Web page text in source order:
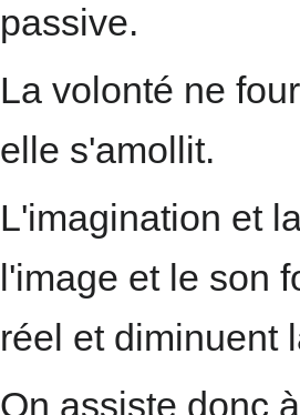
passive.
La volonté ne
elle s'amollit.
L'imagination et
l'image et le son
réel et diminuent
On assiste donc